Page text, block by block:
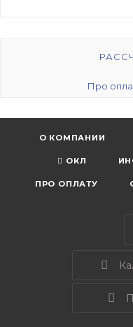
Про
О КОМПАНИИ
ОКЛ
ПРО ОПЛАТУ